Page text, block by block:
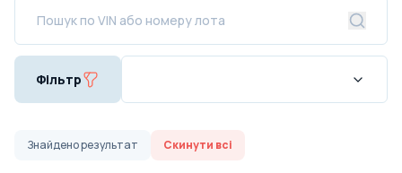
Фільтр
Знайденорезультат Скинути всі